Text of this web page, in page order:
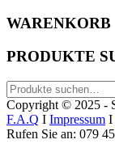
WARENKORB
PRODUKTE
Suche
nach:
Copyright © 2025 -
F.A.Q I Impressum I
Rufen Sie an: 079